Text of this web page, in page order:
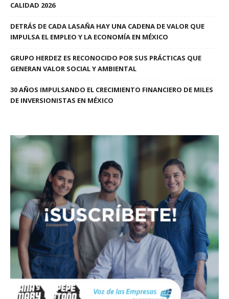
CALIDAD 2026
DETRÁS DE CADA LASAÑA HAY UNA CADENA DE VALOR QUE
IMPULSA EL EMPLEO Y LA ECONOMÍA EN MÉXICO
GRUPO HERDEZ ES RECONOCIDO POR SUS PRÁCTICAS QUE
GENERAN VALOR SOCIAL Y AMBIENTAL
30 AÑOS IMPULSANDO EL CRECIMIENTO FINANCIERO DE MILES
DE INVERSIONISTAS EN MÉXICO